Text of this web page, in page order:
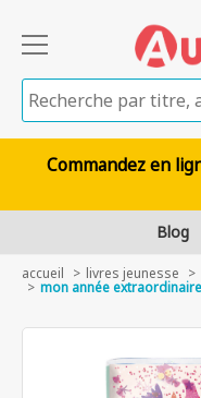
Commandez en
Blog
accueil livres jeunesse
mon année